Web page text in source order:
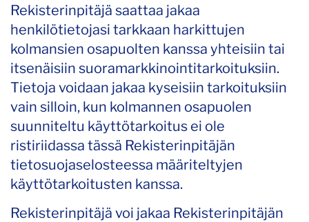
Rekisterinpitäjä saattaa jakaa
henkilötietojasi tarkkaan harkittujen
kolmansien osapuolten kanssa yhteisiin tai
itsenäisiin suoramarkkinointitarkoituksiin.
Tietoja voidaan jakaa kyseisiin tarkoituksiin
vain silloin, kun kolmannen osapuolen
suunniteltu käyttötarkoitus ei ole
ristiriidassa tässä Rekisterinpitäjän
tietosuojaselosteessa määriteltyjen
käyttötarkoitusten kanssa.
Rekisterinpitäjä voi jakaa Rekisterinpitäjän